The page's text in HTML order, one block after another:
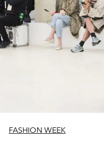
FASHION WEEK